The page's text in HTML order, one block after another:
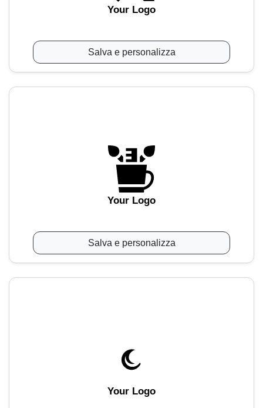
Your Logo
Salva e personalizza
Your Logo
Salva e personalizza
Your Logo